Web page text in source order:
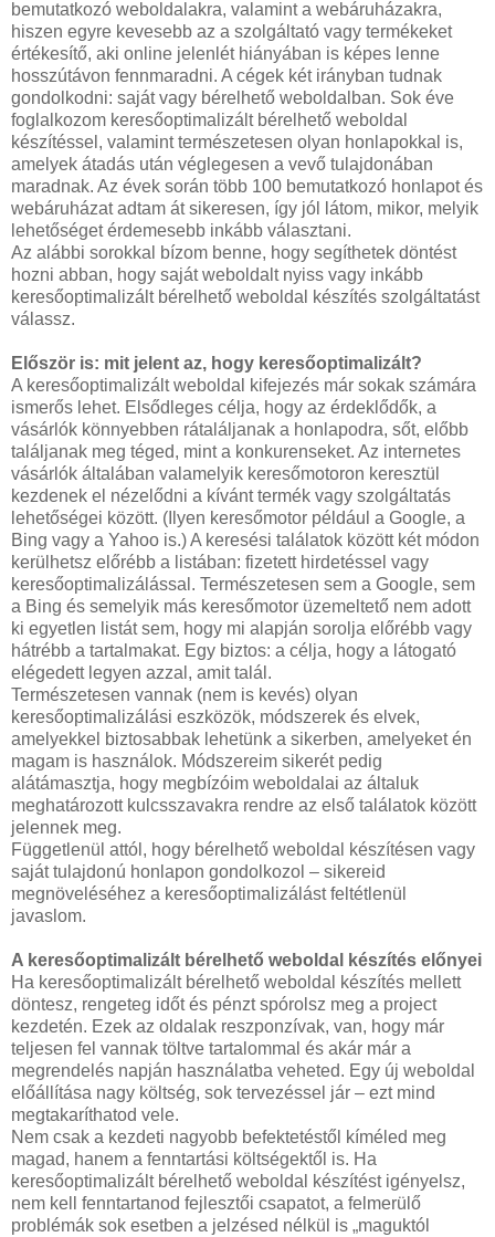
bemutatkozó weboldalakra, valamint a webáruházakra,
hiszen egyre kevesebb az a szolgáltató vagy termékeket
értékesítő, aki online jelenlét hiányában is képes lenne
hosszútávon fennmaradni. A cégek két irányban tudnak
gondolkodni: saját vagy bérelhető weboldalban. Sok éve
foglalkozom keresőoptimalizált bérelhető weboldal
készítéssel, valamint természetesen olyan honlapokkal is,
amelyek átadás után véglegesen a vevő tulajdonában
maradnak. Az évek során több 100 bemutatkozó honlapot és
webáruházat adtam át sikeresen, így jól látom, mikor, melyik
lehetőséget érdemesebb inkább választani.
Az alábbi sorokkal bízom benne, hogy segíthetek döntést
hozni abban, hogy saját weboldalt nyiss vagy inkább
keresőoptimalizált bérelhető weboldal készítés szolgáltatást
válassz.
Először is: mit jelent az, hogy keresőoptimalizált?
A keresőoptimalizált weboldal kifejezés már sokak számára
ismerős lehet. Elsődleges célja, hogy az érdeklődők, a
vásárlók könnyebben rátaláljanak a honlapodra, sőt, előbb
találjanak meg téged, mint a konkurenseket. Az internetes
vásárlók általában valamelyik keresőmotoron keresztül
kezdenek el nézelődni a kívánt termék vagy szolgáltatás
lehetőségei között. (Ilyen keresőmotor például a Google, a
Bing vagy a Yahoo is.) A keresési találatok között két módon
kerülhetsz előrébb a listában: fizetett hirdetéssel vagy
keresőoptimalizálással. Természetesen sem a Google, sem
a Bing és semelyik más keresőmotor üzemeltető nem adott
ki egyetlen listát sem, hogy mi alapján sorolja előrébb vagy
hátrébb a tartalmakat. Egy biztos: a célja, hogy a látogató
elégedett legyen azzal, amit talál.
Természetesen vannak (nem is kevés) olyan
keresőoptimalizálási eszközök, módszerek és elvek,
amelyekkel biztosabbak lehetünk a sikerben, amelyeket én
magam is használok. Módszereim sikerét pedig
alátámasztja, hogy megbízóim weboldalai az általuk
meghatározott kulcsszavakra rendre az első találatok között
jelennek meg.
Függetlenül attól, hogy bérelhető weboldal készítésen vagy
saját tulajdonú honlapon gondolkozol – sikereid
megnöveléséhez a keresőoptimalizálást feltétlenül
javaslom.
A keresőoptimalizált bérelhető weboldal készítés előnyei
Ha keresőoptimalizált bérelhető weboldal készítés mellett
döntesz, rengeteg időt és pénzt spórolsz meg a project
kezdetén. Ezek az oldalak reszponzívak, van, hogy már
teljesen fel vannak töltve tartalommal és akár már a
megrendelés napján használatba veheted. Egy új weboldal
előállítása nagy költség, sok tervezéssel jár – ezt mind
megtakaríthatod vele.
Nem csak a kezdeti nagyobb befektetéstől kíméled meg
magad, hanem a fenntartási költségektől is. Ha
keresőoptimalizált bérelhető weboldal készítést igényelsz,
nem kell fenntartanod fejlesztői csapatot, a felmerülő
problémák sok esetben a jelzésed nélkül is „maguktól